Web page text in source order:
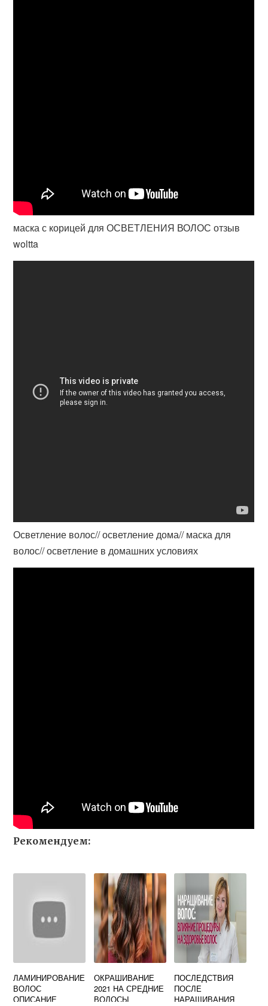
маска с корицей для ОСВЕТЛЕНИЯ ВОЛОС отзыв
woltta
Осветление волос// осветление дома// маска для
волос// осветление в домашних условиях
Рекомендуем:
ЛАМИНИРОВАНИЕ
ВОЛОС
ОПИСАНИЕ
ОКРАШИВАНИЕ
2021 НА СРЕДНИЕ
ВОЛОСЫ
ПОСЛЕДСТВИЯ
ПОСЛЕ
НАРАЩИВАНИЯ